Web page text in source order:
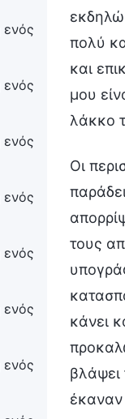
ενός
ενός
ενός
ενός
ενός
ενός
ενός
πολύ
και
μου
λάκκο
Οι
τους
κάνει
βλάψει
έκαναν